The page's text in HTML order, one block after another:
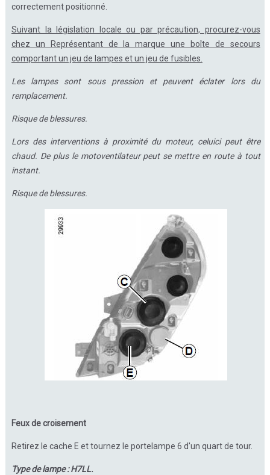
correctement positionné.
Suivant la législation locale ou par précaution, procurez-vous
chez un Représentant de la marque une boîte de secours
comportant un jeu de lampes et un jeu de fusibles.
Les lampes sont sous pression et peuvent éclater lors du
remplacement.
Risque de blessures.
Lors des interventions à proximité du moteur, celuici peut être
chaud. De plus le motoventilateur peut se mettre en route à tout
instant.
Risque de blessures.
Feux de croisement
Retirez le cache E et tournez le portelampe 6 d'un quart de tour.
Type de lampe : H7LL.